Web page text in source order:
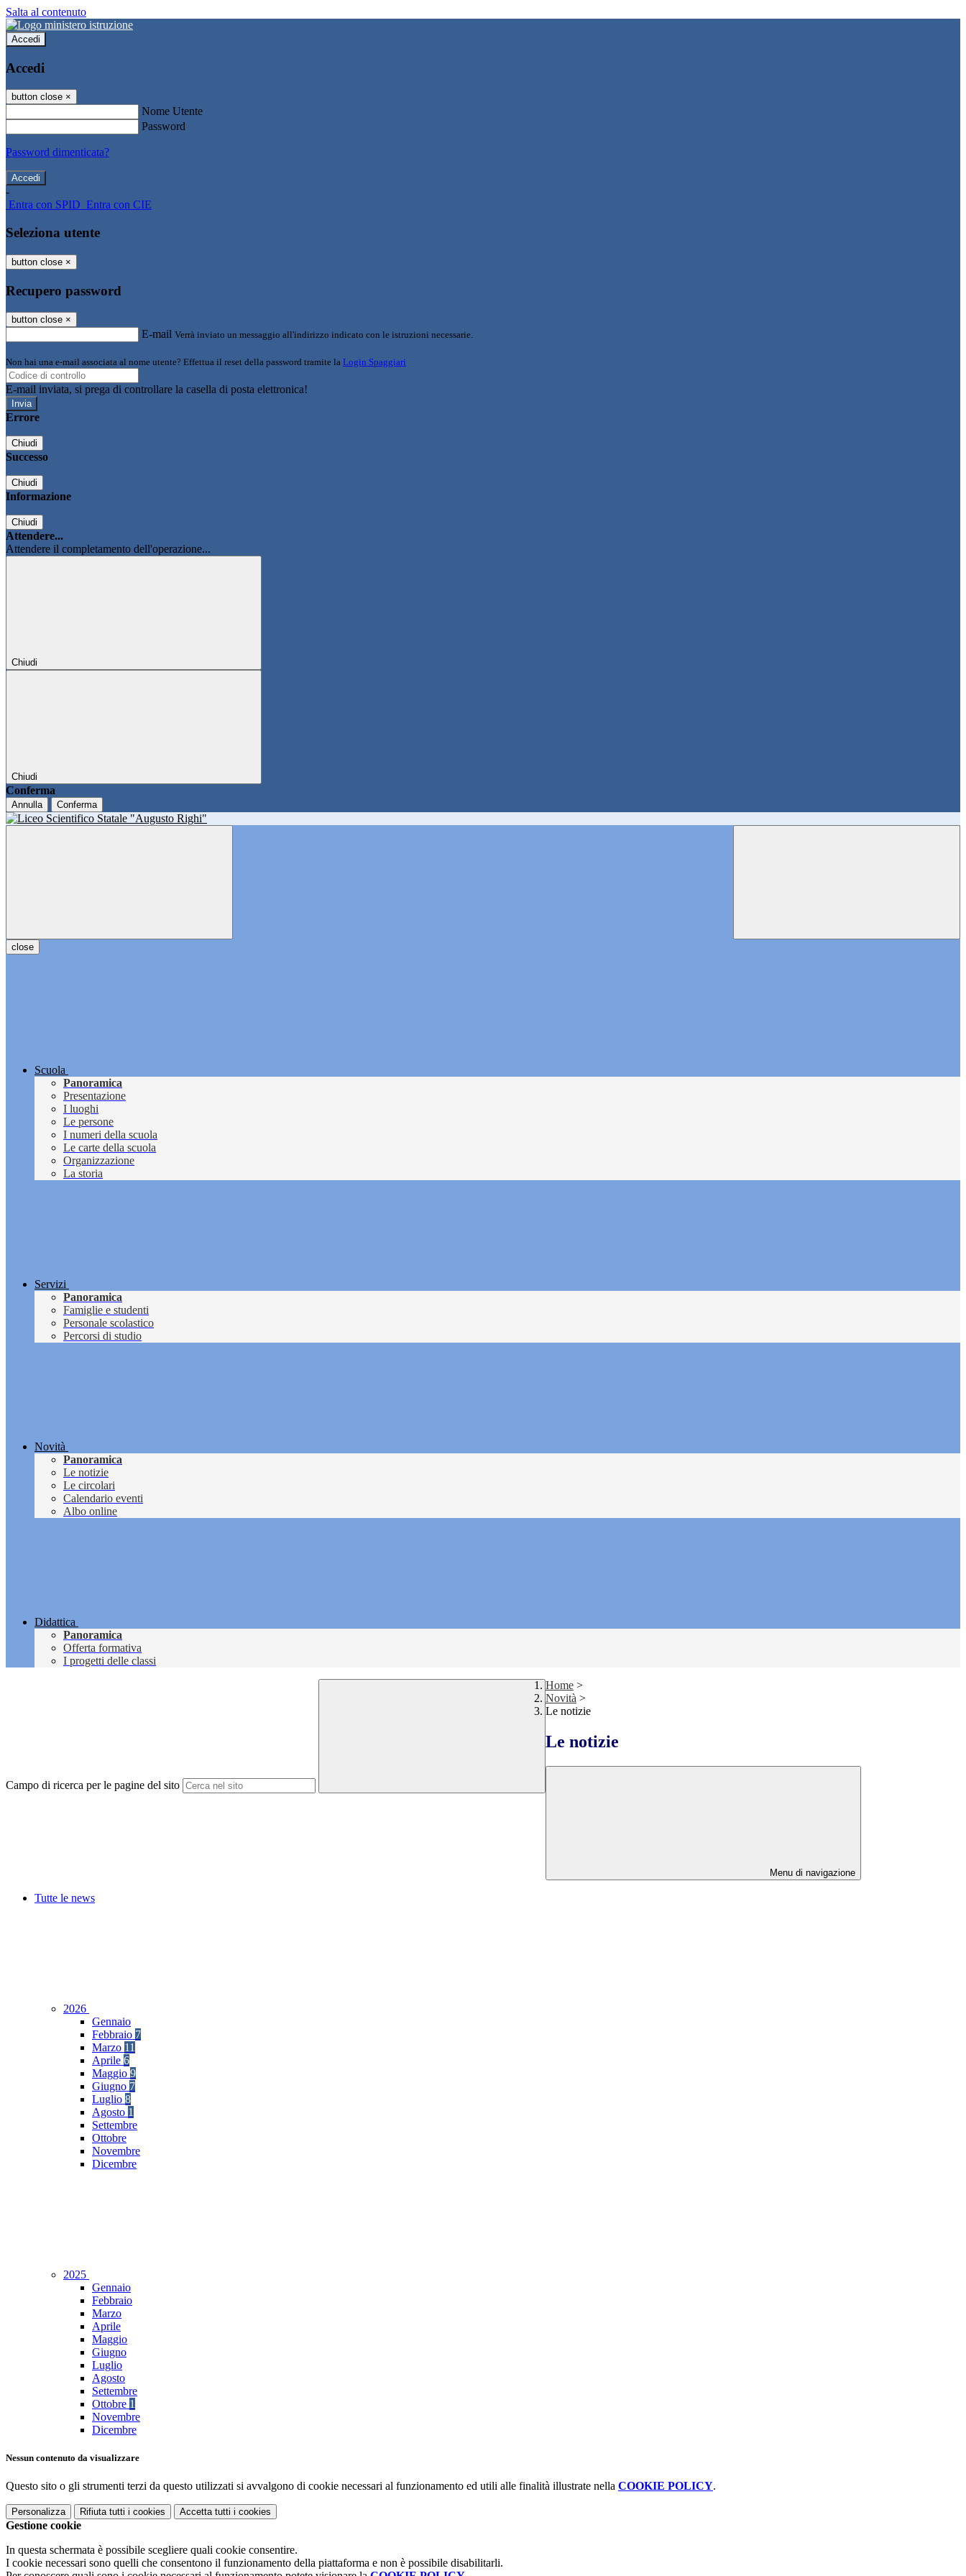
Salta al contenuto
Accedi
Accedi
button close ×
Nome Utente
Password
Password dimenticata?
-
Entra con SPID Entra con CIE
Seleziona utente
button close ×
Recupero password
button close ×
E-mail Verrà inviato un messaggio all'indirizzo indicato con le istruzioni necessarie.
Non hai una e-mail associata al nome utente? Effettua il reset della password tramite la Login Spaggiari
E-mail inviata, si prega di controllare la casella di posta elettronica!
Errore
Chiudi
Successo
Chiudi
Informazione
Chiudi
Attendere...
Attendere il completamento dell'operazione...
Chiudi
Chiudi
Conferma
Annulla Conferma
close
Scuola
Panoramica
Presentazione
I luoghi
Le persone
I numeri della scuola
Le carte della scuola
Organizzazione
La storia
Servizi
Panoramica
Famiglie e studenti
Personale scolastico
Percorsi di studio
Novità
Panoramica
Le notizie
Le circolari
Calendario eventi
Albo online
Didattica
Panoramica
Offerta formativa
I progetti delle classi
Campo di ricerca per le pagine del sito
Home >
Novità >
Le notizie
Le notizie
Menu di navigazione
Tutte le news
2026
Gennaio
Febbraio 7
Marzo 11
Aprile 6
Maggio 9
Giugno 7
Luglio 8
Agosto 1
Settembre
Ottobre
Novembre
Dicembre
2025
Gennaio
Febbraio
Marzo
Aprile
Maggio
Giugno
Luglio
Agosto
Settembre
Ottobre 1
Novembre
Dicembre
Nessun contenuto da visualizzare
Questo sito o gli strumenti terzi da questo utilizzati si avvalgono di cookie necessari al funzionamento ed utili alle finalità illustrate nella COOKIE POLICY.
Personalizza Rifiuta tutti i cookies Accetta tutti i cookies
Gestione cookie
In questa schermata è possibile scegliere quali cookie consentire.
I cookie necessari sono quelli che consentono il funzionamento della piattaforma e non è possibile disabilitarli.